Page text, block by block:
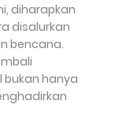
diharapkan
disalurkan
bencana.
hanya